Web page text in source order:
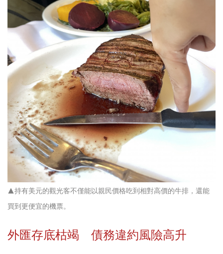
▲持有美元的觀光客不僅能以親民價格吃到相對高價的牛排，還能
買到更便宜的機票。
外匯存底枯竭 債務違約風險高升